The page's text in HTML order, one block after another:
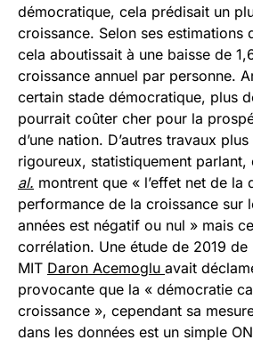
démocratique, cela prédisait un
croissance. Selon ses estimations
cela aboutissait à une baisse de
croissance annuel par personne.
certain stade démocratique, plus
pourrait coûter cher pour la
d’une nation. D’autres travaux
rigoureux, statistiquement parlant,
al. montrent que « l’effet net de la
performance de la croissance sur
années est négatif ou nul » mais
corrélation. Une étude de 2019 de
MIT Daron Acemoglu avait
provocante que la « démocratie
croissance », cependant sa
dans les données est un simple